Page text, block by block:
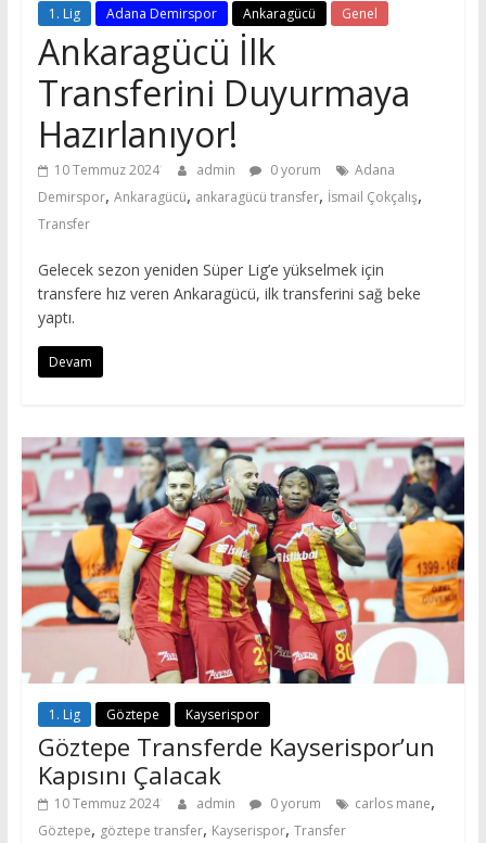
1. Lig Adana Demirspor Ankaragücü Genel
Ankaragücü İlk
Transferini Duyurmaya
Hazırlanıyor!
10 Temmuz 2024 admin 0 yorum
Adana
Demirspor, Ankaragücü, ankaragücü transfer, İsmail Çokçalış,
Transfer
Gelecek sezon yeniden Süper Lig’e yükselmek için
transfere hız veren Ankaragücü, ilk transferini sağ beke
yaptı.
Devam
1. Lig Göztepe Kayserispor
Göztepe Transferde Kayserispor’un
Kapısını Çalacak
10 Temmuz 2024 admin 0 yorum carlos mane,
Göztepe, göztepe transfer, Kayserispor, Transfer